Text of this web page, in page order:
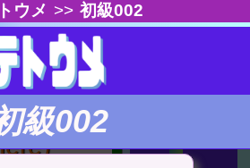
ウメ >> 初級002
級002
ップ